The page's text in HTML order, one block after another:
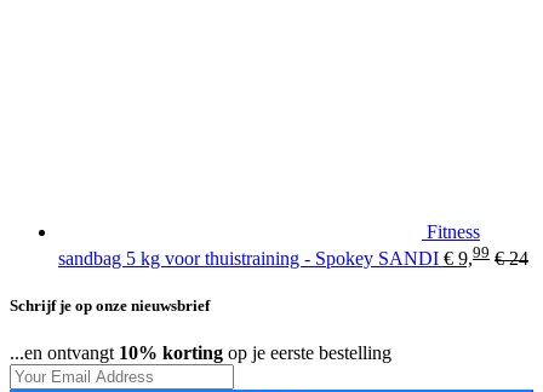
Fitness
sandbag 5 kg voor thuistraining - Spokey SANDI € 9,99 €24
Schrijf je op onze nieuwsbrief
...en ontvangt 10% korting op je eerste bestelling